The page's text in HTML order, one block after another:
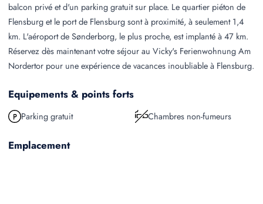
balcon privé et d'un parking gratuit sur place. Le quartier piéton de
Flensburg et le port de Flensburg sont à proximité, à seulement 1,4
km. L'aéroport de Sønderborg, le plus proche, est implanté à 47 km.
Réservez dès maintenant votre séjour au Vicky's Ferienwohnung Am
Nordertor pour une expérience de vacances inoubliable à Flensburg.
Equipements & points forts
Parking gratuit Chambres non-fumeurs
Emplacement